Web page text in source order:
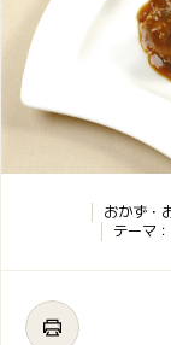
おかず・
テーマ